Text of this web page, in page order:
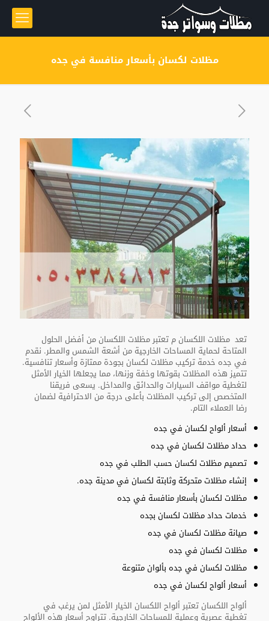
مظلات لكسان بأسعار منافسة في جده
تعد مظلات اللكسان م تعتبر مظلات اللكسان من أفضل الحلول
المتاحة لحماية المساحات الخارجية من أشعة الشمس والمطر. نقدم
في جده خدمة تركيب مظلات لكسان بجودة ممتازة وأسعار تنافسية.
تتميز هذه المظلات بقوتها وخفة وزنها، مما يجعلها الخيار الأمثل
لتغطية مواقف السيارات والحدائق والمداخل. يسعى فريقنا
المتخصص إلى تركيب المظلات بأعلى درجة من الاحترافية لضمان
رضا العملاء التام.
أسعار ألواح لكسان في جده
حداد مظلات لكسان في جده
تصميم مظلات لكسان حسب الطلب في جده
إنشاء مظلات متحركة وثابتة لكسان في مدينة جده.
مظلات لكسان بأسعار منافسة في جده
خدمات حداد مظلات لكسان بجده
صيانة مظلات لكسان في جده
مظلات لكسان في جده
مظلات لكسان في جده بألوان متنوعة
أسعار ألواح لكسان في جده
ألواح اللكسان تعتبر ألواح اللكسان الخيار الأمثل لمن يرغب في
تغطية عصرية وعملية للمساحات الخارجية. تتراوح أسعار هذه الألواح